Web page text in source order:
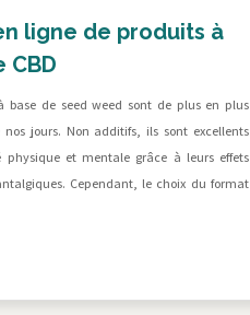
ligne de produits à
CBD
base de seed weed sont de plus en plus
nos jours. Non additifs, ils sont excellents
physique et mentale grâce à leurs effets
Cependant, le choix du format